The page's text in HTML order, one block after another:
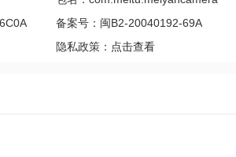
备案号：闽B2-20040192-69A
隐私政策： 点击查看